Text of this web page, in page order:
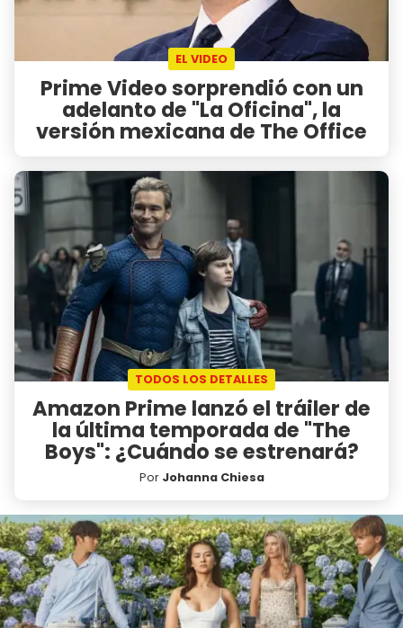
EL VIDEO
Prime Video sorprendió con un
adelanto de "La Oficina", la
versión mexicana de The Office
TODOS LOS DETALLES
Amazon Prime lanzó el tráiler de
la última temporada de "The
Boys": ¿Cuándo se estrenará?
Por Johanna Chiesa